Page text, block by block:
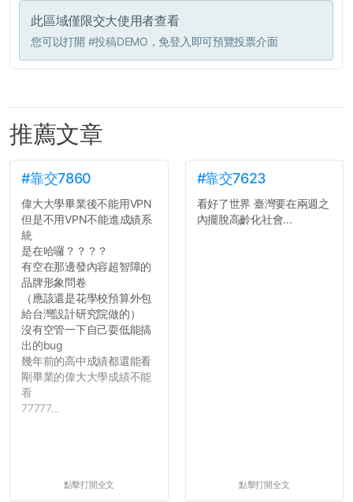
此區域僅限交大使用者查看
您可以打開 #投稿DEMO ，免登入即可預覽投票介面
推薦文章
#靠交7860
偉大大學畢業後不能用VPN
但是不用VPN不能進成績系
統
是在哈囉？？？？
有空在那邊發內容超智障的
品牌形象問卷
（應該還是花學校預算外包
給台灣設計研究院做的）
沒有空管一下自己耍低能搞
出的bug
幾年前的高中成績都還能看
剛畢業的偉大大學成績不能
看
77777...
點擊打開全文
#靠交7623
看好了世界 臺灣要在兩週之
內擺脫高齡化社會...
點擊打開全文